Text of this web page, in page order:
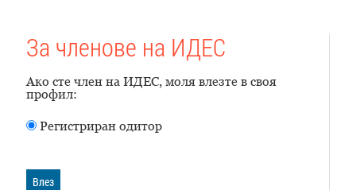
За членове на ИДЕС
Ако сте член на ИДЕС, моля влезте в своя
профил:
Регистриран одитор
Влез